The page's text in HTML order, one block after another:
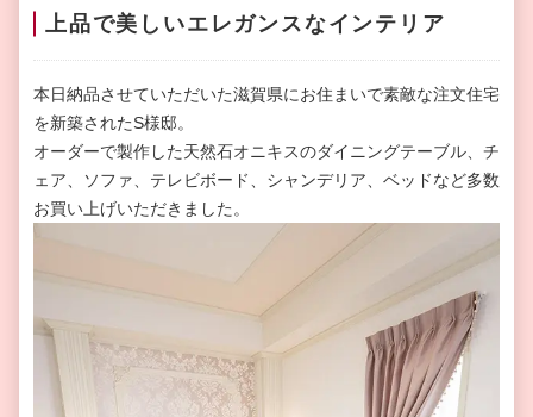
上品で美しいエレガンスなインテリア
本日納品させていただいた滋賀県にお住まいで素敵な注文住宅
を新築されたS様邸。
オーダーで製作した天然石オニキスのダイニングテーブル、チ
ェア、ソファ、テレビボード、シャンデリア、ベッドなど多数
お買い上げいただきました。